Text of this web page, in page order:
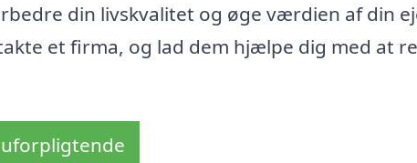
din livskvalitet og øge værdien af din
et firma, og lad dem hjælpe dig med at